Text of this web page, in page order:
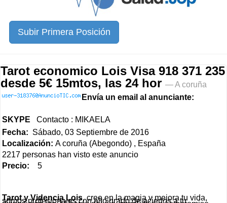
Subir Primera Posición
Tarot economico Lois Visa 918 371 235
desde 5€ 15mtos, las 24 hor — A coruña
Envía un email al anunciante:
SKYPE Contacto : MIKAELA
Fecha: Sábado, 03 Septiembre de 2016
Localización: A coruña (Abegondo) , España
2217 personas han visto este anuncio
Precio: 5
Tarot y Videncia Lois, cree en la magia y mejora tu vida,
somos profesionales con alto grado de aciertos a tu